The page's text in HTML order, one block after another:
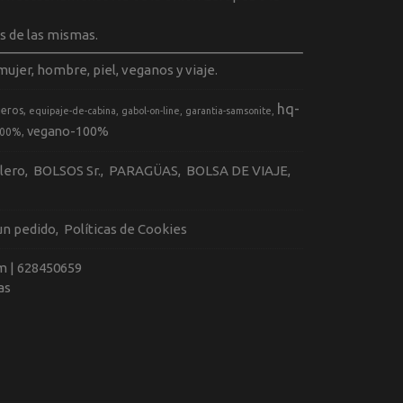
de las mismas.
hombre, piel, veganos y viaje.
equipaje-de-cabina gabol-on-line garantia-samsonite
hq-
vegano-100%
BOLSOS Sr. PARAGÜAS
BOLSA DE VIAJE
pedido Políticas de Cookies
| 628450659